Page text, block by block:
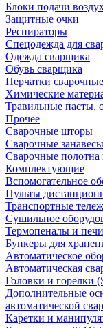
Блоки подачи
Защитные очки
Респираторы
Спецодежда для
Одежда сварщика
Обувь сварщика
Перчатки сварочные
Химические
Травильные пасты,
Прочее
Сварочные шторы
Сварочные занавесы
Сварочные полотна
Комплектующие
Вспомогательное
Пульты
Транспортные
Сушильное
Термопеналы и
Бункеры для
Автоматическое
Автоматическая
Головки и горелки
Дополнительные
автоматической
Каретки и